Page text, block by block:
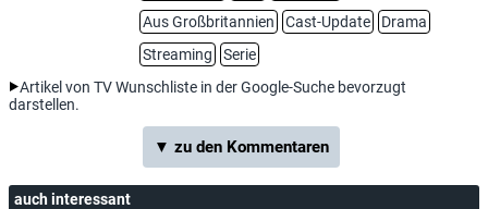
Aus Großbritannien
Cast-Update
Drama
Streaming
Serie
Artikel von TV Wunschliste in der Google-Suche bevorzugt
darstellen.
▼ zu den Kommentaren
auch interessant